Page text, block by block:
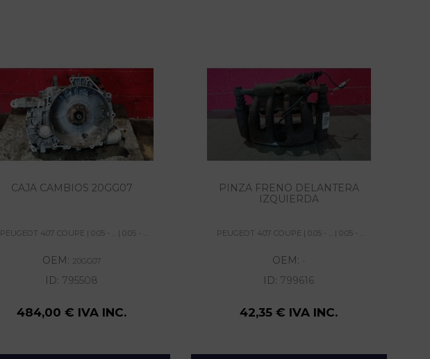
CAJA CAMBIOS 20GG07
PEUGEOT 407 COUPE | 0.05 - ... | 0.05 - ...
OEM: 20GG07
ID: 795508
484,00 € IVA INC.
PINZA FRENO DELANTERA
IZQUIERDA
PEUGEOT 407 COUPE | 0.05 - ... | 0.05 - ...
OEM: -
ID: 799616
42,35 € IVA INC.